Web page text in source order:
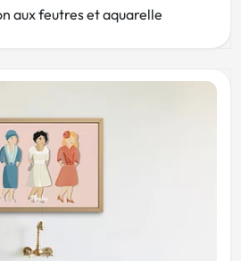
aux feutres et aquarelle